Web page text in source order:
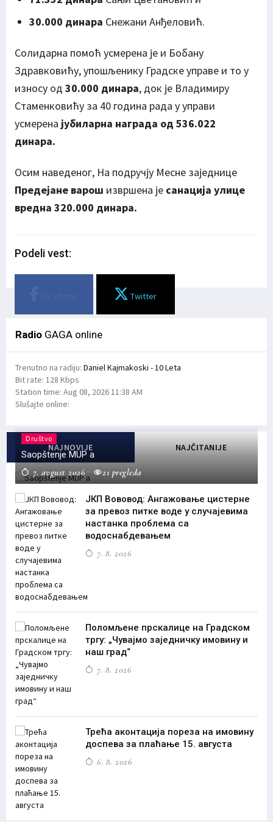
30.000 динара Снежани Анђеловић.
Солидарна помоћ усмерена је и Бобану
Здравковићу, упошљенику Градске управе и то у
износу од 30.000 динара, док је Владимиру
Стаменковићу за 40 година рада у управи
усмерена јубиларна награда од 536.022
динара.
Осим наведеног, На подручју Месне заједнице
Предејане варош извршена је санација улице
вредна 320.000 динара.
Podeli vest:
Twitter
Radio GAGA online
Trenutno na radiju: Daniel Kajmakoski - 10 Leta
Bit rate: 128 Kbps
Station time: Aug 08, 202611:38 AM
Slušajte online:
NAJNOVIJE NAJČITANIJE
Društvo
Saopštenje MUP a
7. avgust 2026
21 pregleda
ЈКП Вововод: Ангажовање цистерне
за превоз питке воде у случајевима
настанка проблема са
водоснабдевањем
7. 8. 2026
Поломљене прскалице на Градском
тргу: „Чувајмо заједничку имовину и
наш град“
7. 8. 2026
Трећа аконтација пореза на имовину
доспева за плаћање 15. августа
6. 8. 2026